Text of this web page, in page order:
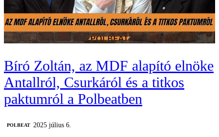
Bíró Zoltán, az MDF alapító elnöke
Antallról, Csurkáról és a titkos
paktumról a Polbeatben
‎POLBEAT 2025 július 6.